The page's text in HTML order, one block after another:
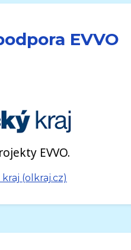
EVVO
(olkraj.cz)